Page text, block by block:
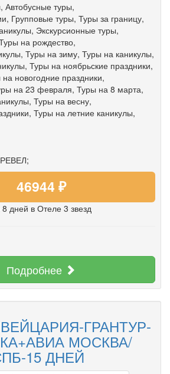
, Автобусные туры,
, Групповые туры, Туры за границу,
, Экскурсионные туры,
на рождество,
, Туры на зиму, Туры на каникулы,
, Туры на ноябрьские праздники,
новогодние праздники,
на 23 февраля, Туры на 8 марта,
, Туры на весну,
, Туры на летние каникулы,
46944 ₽
8 дней в Отеле 3 звезд
Подробнее
ГРАНТУР-
МОСКВА/
15 ДНЕЙ